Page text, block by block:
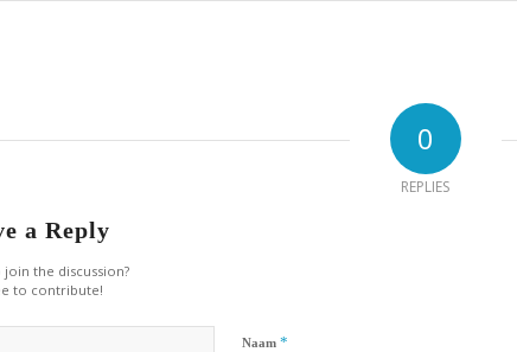
0
REPLIES
a Reply
join the discussion?
to contribute!
Naam *